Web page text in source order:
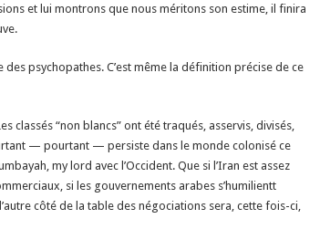
et lui montrons que nous méritons son estime, il finira
des psychopathes. C’est même la définition précise de ce
classés “non blancs” ont été traqués, asservis, divisés,
— pourtant — persiste dans le monde colonisé ce
my lord avec l’Occident. Que si l’Iran est assez
si les gouvernements arabes s’humilientt
côté de la table des négociations sera, cette fois-ci,